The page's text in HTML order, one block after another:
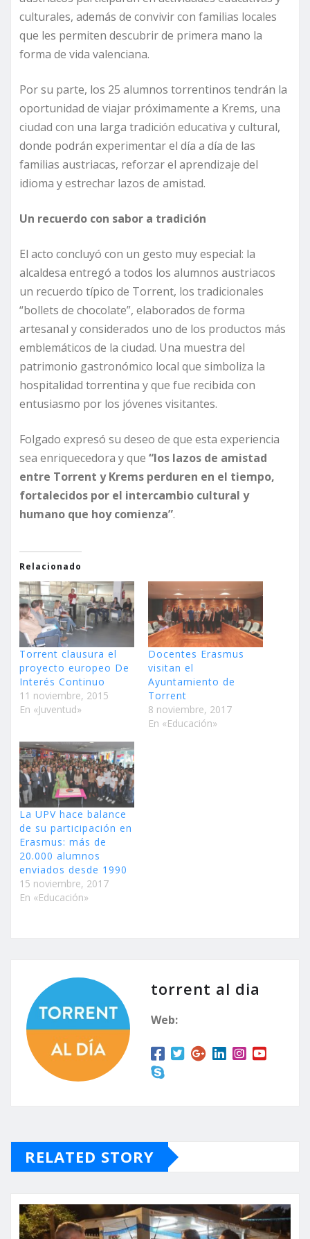
culturales, además de convivir con familias locales
que les permiten descubrir de primera mano la
forma de vida valenciana.
Por su parte, los 25 alumnos torrentinos tendrán la
oportunidad de viajar próximamente a Krems, una
ciudad con una larga tradición educativa y cultural,
donde podrán experimentar el día a día de las
familias austriacas, reforzar el aprendizaje del
idioma y estrechar lazos de amistad.
Un recuerdo con sabor a tradición
El acto concluyó con un gesto muy especial: la
alcaldesa entregó a todos los alumnos austriacos
un recuerdo típico de Torrent, los tradicionales
“bollets de chocolate”, elaborados de forma
artesanal y considerados uno de los productos más
emblemáticos de la ciudad. Una muestra del
patrimonio gastronómico local que simboliza la
hospitalidad torrentina y que fue recibida con
entusiasmo por los jóvenes visitantes.
Folgado expresó su deseo de que esta experiencia
sea enriquecedora y que “los lazos de amistad
entre Torrent y Krems perduren en el tiempo,
fortalecidos por el intercambio cultural y
humano que hoy comienza”.
Relacionado
Torrent clausura el
proyecto europeo De
Interés Continuo
11 noviembre, 2015
En «Juventud»
Docentes Erasmus
visitan el
Ayuntamiento de
Torrent
8 noviembre, 2017
En «Educación»
La UPV hace balance
de su participación en
Erasmus: más de
20.000 alumnos
enviados desde 1990
15 noviembre, 2017
En «Educación»
torrent al dia
Web:
RELATED STORY